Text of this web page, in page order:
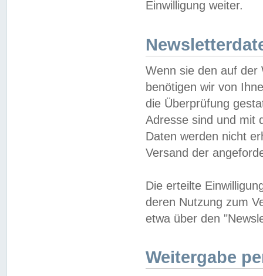
Einwilligung weiter.
Wenn sie den auf der
benötigen wir von
die Überprüfung
Adresse sind und mit
Daten werden nicht
Versand der
Die erteilte
deren Nutzung zum
etwa über den
Weitergabe